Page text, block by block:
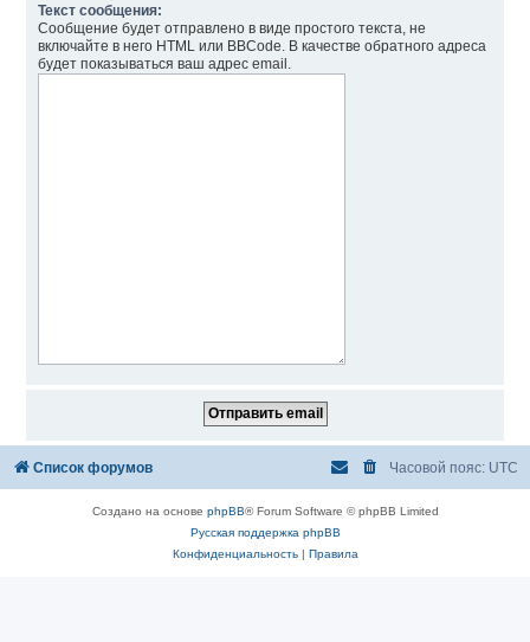
Текст сообщения:
Сообщение будет отправлено в виде простого текста, не
включайте в него HTML или BBCode. В качестве обратного адреса
будет показываться ваш адрес email.
Список форумов Часовой пояс: UTC
Создано на основе phpBB® Forum Software © phpBB Limited
Русская поддержка phpBB
Конфиденциальность| Правила